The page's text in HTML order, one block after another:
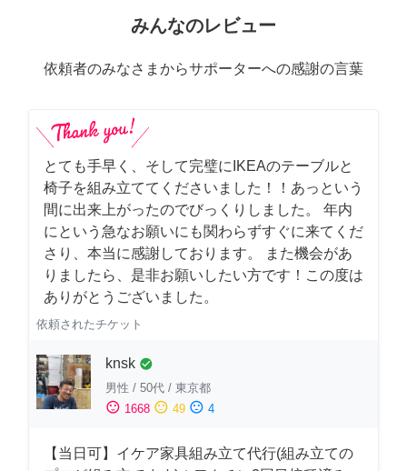
みんなのレビュー
依頼者のみなさまからサポーターへの感謝の言葉
とても手早く、そして完璧にIKEAのテーブルと
椅子を組み立ててくださいました！！あっという
間に出来上がったのでびっくりしました。 年内
にという急なお願いにも関わらずすぐに来てくだ
さり、本当に感謝しております。 また機会があ
りましたら、是非お願いしたい方です！この度は
ありがとうございました。
依頼されたチケット
knsk check_circle
男性 / 50代 / 東京都
sentiment_satisfied 1668 sentiment_neutral 49 sentiment_dissatisfied 4
【当日可】イケア家具組み立て代行(組み立ての